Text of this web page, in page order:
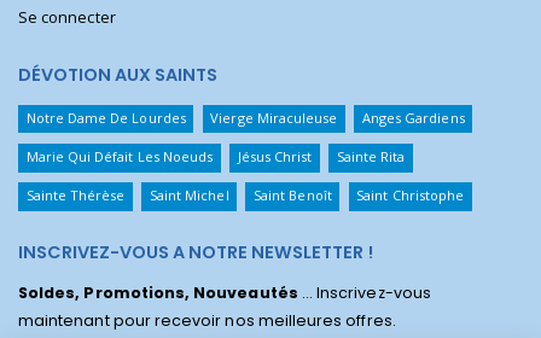
Se connecter
DÉVOTION AUX SAINTS
Notre Dame De Lourdes Vierge Miraculeuse Anges Gardiens
Marie Qui Défait Les Noeuds Jésus Christ Sainte Rita
Sainte Thérèse Saint Michel Saint Benoît Saint Christophe
INSCRIVEZ-VOUS A NOTRE NEWSLETTER !
Soldes, Promotions, Nouveautés ... Inscrivez-vous
maintenant pour recevoir nos meilleures offres.